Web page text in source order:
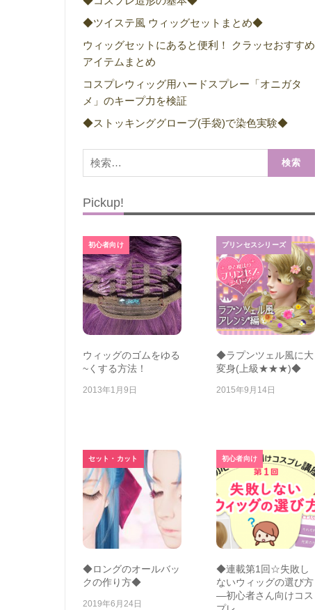
◆ツイステ風 ウィッグセットまとめ◆
ウィッグセットにあると便利！ クラッセおすすめ
アイテムまとめ
コスプレウィッグ用ハードスプレー「オニガタ
メ」のキープ力を検証
◆ストッキンググローブ(手袋)で染色実験◆
索:
Pickup!
初心者向け
ウィッグのゴムをゆる
~くする方法！
2013年1月9日
プリンセスシリーズ
◆ラプンツェル風に大
変身(上級★★★)◆
2015年9月14日
セット・カット
◆ロングのオールバッ
クの作り方◆
2019年6月24日
初心者向け
◆連載第1回☆失敗し
ないウィッグの選び方
―初心者さん向けコス